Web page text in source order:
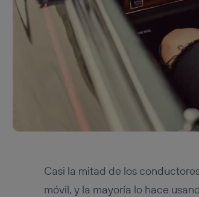
Casi la mitad de los
móvil, y la mayoría lo hace